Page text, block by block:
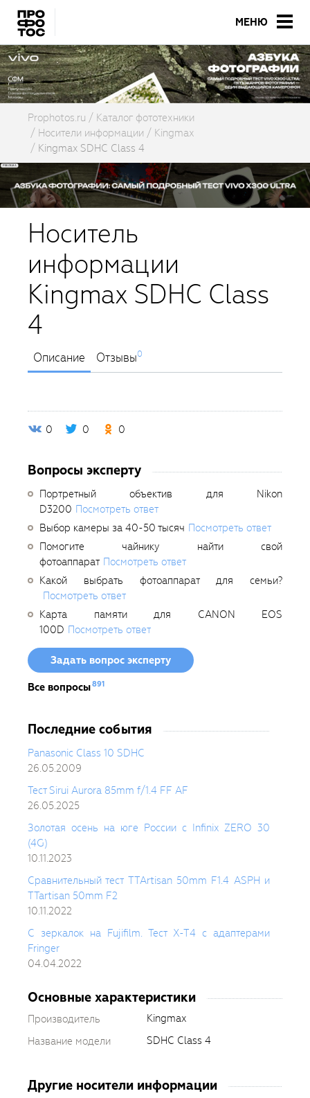
МЕНЮ
Prophotos.ru
Каталог фототехники
Носители информации
Kingmax
Kingmax SDHC Class 4
Носитель
информации
Kingmax SDHC Class
4
Описание Отзывы0
0 0 0
Вопросы эксперту
Портретный объектив для Nikon
D3200 Посмотреть ответ
Выбор камеры за 40-50 тысяч Посмотреть ответ
Помогите чайнику найти свой
фотоаппарат Посмотреть ответ
Какой выбрать фотоаппарат для семьи?
Посмотреть ответ
Карта памяти для CANON EOS
100D Посмотреть ответ
Задать вопрос эксперту
Все вопросы891
Последние события
Panasonic Class 10 SDHC
26.05.2009
Тест Sirui Aurora 85mm f/1.4 FF AF
26.05.2025
Золотая осень на юге России с Infinix ZERO 30
(4G)
10.11.2023
Сравнительный тест TTArtisan 50mm F1.4 ASPH и
TTartisan 50mm F2
10.11.2022
С зеркалок на Fujifilm. Тест X-T4 c адаптерами
Fringer
04.04.2022
Основные характеристики
Производитель
Kingmax
Название модели
SDHC Class 4
Другие носители информации